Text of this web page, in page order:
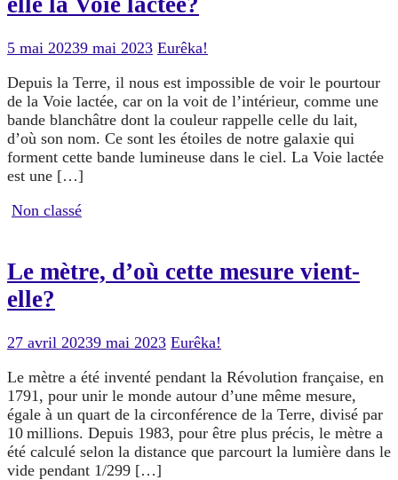
5 mai 20239 mai 2023 Eurêka!
Depuis la Terre, il nous est impossible de voir le pourtour
de la Voie lactée, car on la voit de l’intérieur, comme une
bande blanchâtre dont la couleur rappelle celle du lait,
d’où son nom. Ce sont les étoiles de notre galaxie qui
forment cette bande lumineuse dans le ciel. La Voie lactée
est une […]
Non classé
Le mètre, d’où cette mesure vient-
elle?
27 avril 20239 mai 2023 Eurêka!
Le mètre a été inventé pendant la Révolution française, en
1791, pour unir le monde autour d’une même mesure,
égale à un quart de la circonférence de la Terre, divisé par
10 millions. Depuis 1983, pour être plus précis, le mètre a
été calculé selon la distance que parcourt la lumière dans le
vide pendant 1/299 […]